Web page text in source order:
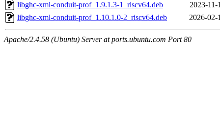
libghc-xml-conduit-prof_1.9.1.3-1_riscv64.deb
2023-11-
libghc-xml-conduit-prof_1.10.1.0-2_riscv64.deb
2026-02-
Apache/2.4.58 (Ubuntu) Server at ports.ubuntu.com Port 80